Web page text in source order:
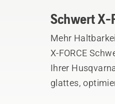
Schwert X-
Mehr
X-FORCE
Ihrer
glattes,